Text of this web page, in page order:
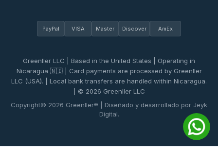
PayPal VISA Master Discover AmEx
Greenller LLC | Based in the United States | Operating in
Nicaragua 🇳🇮 | Card payments are processed by Greenller
LLC (USA). | Local bank transfers are handled within Nicaragua.
| © 2026 Greenller LLC
Copyright© 2026 Greenller® | Diseñado y desarrollado por Jeyk
Digital.